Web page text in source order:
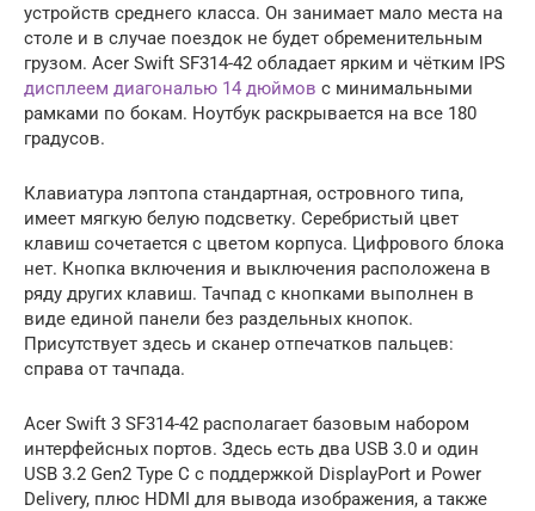
устройств среднего класса. Он занимает мало места на
столе и в случае поездок не будет обременительным
грузом. Acer Swift SF314-42 обладает ярким и чётким IPS
дисплеем диагональю 14 дюймов с минимальными
рамками по бокам. Ноутбук раскрывается на все 180
градусов.
Клавиатура лэптопа стандартная, островного типа,
имеет мягкую белую подсветку. Серебристый цвет
клавиш сочетается с цветом корпуса. Цифрового блока
нет. Кнопка включения и выключения расположена в
ряду других клавиш. Тачпад с кнопками выполнен в
виде единой панели без раздельных кнопок.
Присутствует здесь и сканер отпечатков пальцев:
справа от тачпада.
Acer Swift 3 SF314-42 располагает базовым набором
интерфейсных портов. Здесь есть два USB 3.0 и один
USB 3.2 Gen2 Type C с поддержкой DisplayPort и Power
Delivery, плюс HDMI для вывода изображения, а также